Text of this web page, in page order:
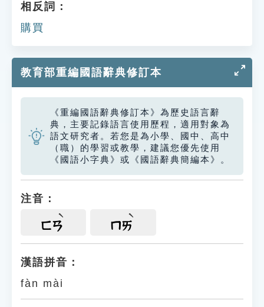
相反詞：
購買
教育部重編國語辭典修訂本
《重編國語辭典修訂本》為歷史語言辭
典，主要記錄語言使用歷程，適用對象為
語文研究者。若您是為小學、國中、高中
（職）的學習或教學，建議您優先使用
《國語小字典》或《國語辭典簡編本》。
注音：
ㄈㄢ ㄇㄞ
漢語拼音：
fàn mài